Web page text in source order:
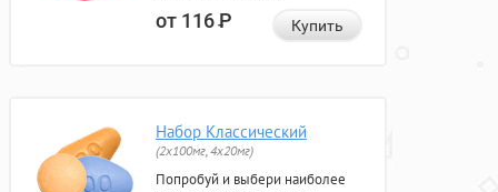
от 116Р Купить
Набор Классический
(2x100мг, 4x20мг)
Попробуй и выбери наиболее